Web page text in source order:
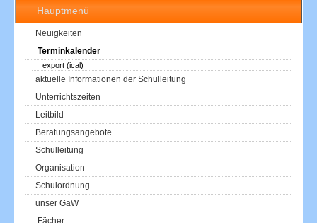
Hauptmenü
Neuigkeiten
Terminkalender
export (ical)
aktuelle Informationen der Schulleitung
Unterrichtszeiten
Leitbild
Beratungsangebote
Schulleitung
Organisation
Schulordnung
unser GaW
Fächer